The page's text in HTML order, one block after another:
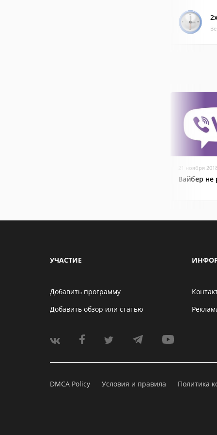
21 ноября
Вайбер не
УЧАСТИЕ
Добавить программу
Добавить обзор или статью
DMCA Policy Условия и правила Политика